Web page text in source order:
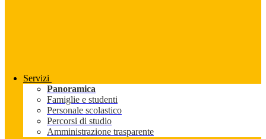
Servizi
Panoramica
Famiglie e studenti
Personale scolastico
Percorsi di studio
Amministrazione trasparente